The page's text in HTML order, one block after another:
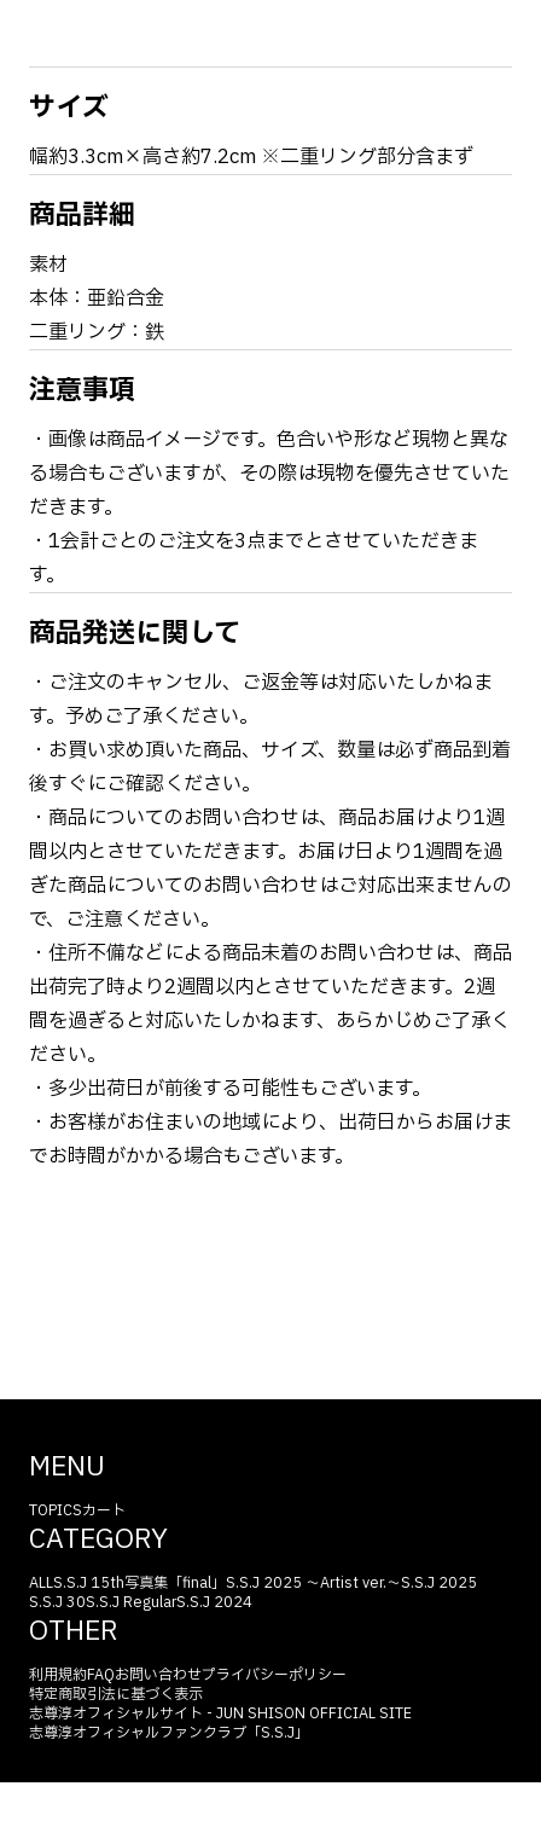
サイズ
幅約3.3cm×高さ約7.2cm ※二重リング部分含まず
商品詳細
素材
本体：亜鉛合金
二重リング：鉄
注意事項
・画像は商品イメージです。色合いや形など現物と異な
る場合もございますが、その際は現物を優先させていた
だきます。
・1会計ごとのご注文を3点までとさせていただきま
す。
商品発送に関して
・ご注文のキャンセル、ご返金等は対応いたしかねま
す。予めご了承ください。
・お買い求め頂いた商品、サイズ、数量は必ず商品到着
後すぐにご確認ください。
・商品についてのお問い合わせは、商品お届けより1週
間以内とさせていただきます。お届け日より1週間を過
ぎた商品についてのお問い合わせはご対応出来ませんの
で、ご注意ください。
・住所不備などによる商品未着のお問い合わせは、商品
出荷完了時より2週間以内とさせていただきます。2週
間を過ぎると対応いたしかねます、あらかじめご了承く
ださい。
・多少出荷日が前後する可能性もございます。
・お客様がお住まいの地域により、出荷日からお届けま
でお時間がかかる場合もございます。
MENU
TOPICSカート
CATEGORY
ALLS.S.J 15th写真集「final」 S.S.J 2025 〜Artist ver.〜S.S.J 2025
S.S.J 30S.S.J RegularS.S.J 2024
OTHER
利用規約FAQお問い合わせプライバシーポリシー
特定商取引法に基づく表示
志尊淳オフィシャルサイト - JUN SHISON OFFICIAL SITE
志尊淳オフィシャルファンクラブ「S.S.J」